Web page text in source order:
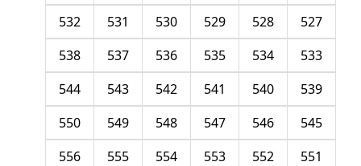
527
528
529
530
531
532
533
534
535
536
537
538
539
540
541
542
543
544
545
546
547
548
549
550
551
552
553
554
555
556